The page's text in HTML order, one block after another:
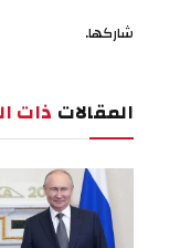
شاركها.
المقالات ذات